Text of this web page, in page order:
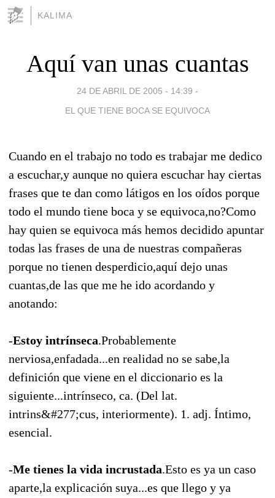
KALIMA
Aquí van unas cuantas
24 DE ABRIL DE 2005 - 14:39 -
EL QUE TIENE BOCA SE EQUIVOCA
Cuando en el trabajo no todo es trabajar me dedico
a escuchar,y aunque no quiera escuchar hay ciertas
frases que te dan como látigos en los oídos porque
todo el mundo tiene boca y se equivoca,no?Como
hay quien se equivoca más hemos decidido apuntar
todas las frases de una de nuestras compañeras
porque no tienen desperdicio,aquí dejo unas
cuantas,de las que me he ido acordando y
anotando:
-Estoy intrínseca.Probablemente
nerviosa,enfadada...en realidad no se sabe,la
definición que viene en el diccionario es la
siguiente...intrínseco, ca. (Del lat.
intrins&#277;cus, interiormente). 1. adj. Íntimo,
esencial.
-Me tienes la vida incrustada.Esto es ya un caso
aparte,la explicación suya...es que llego y ya